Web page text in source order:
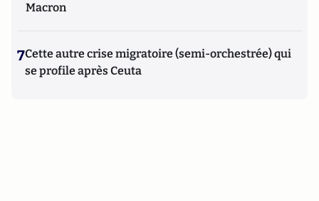
Macron
7Cette autre crise migratoire (semi-orchestrée) qui
se profile après Ceuta